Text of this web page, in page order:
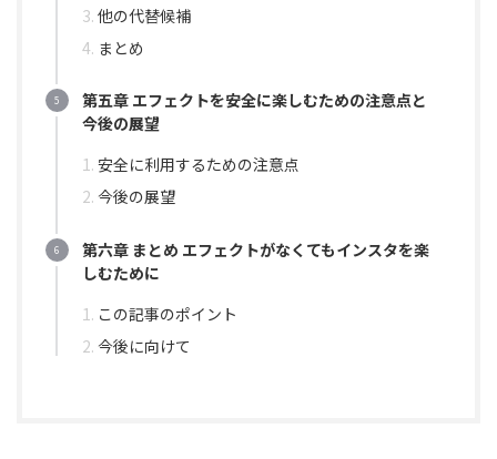
他の代替候補
まとめ
第五章 エフェクトを安全に楽しむための注意点と
今後の展望
安全に利用するための注意点
今後の展望
第六章 まとめ エフェクトがなくてもインスタを楽
しむために
この記事のポイント
今後に向けて